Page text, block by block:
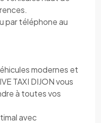
par téléphone au
modernes et
TAXI DIJON vous
à toutes vos
avec